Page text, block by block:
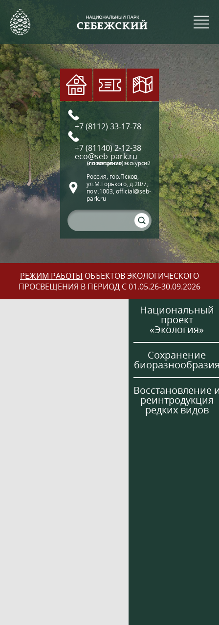
+7 (8112) 33-17-78
+7 (81140) 2-12-38
eco@seb-park.ru
(по вопросам экскурсий и посещения)
Россия, гор.Псков,
ул.М.Горького, д.20/7,
пом.1003, official@seb-
park.ru
РЕЖИМ РАБОТЫ ОБЪЕКТОВ ЭКОЛОГИЧЕСКОГО
ПРОСВЕЩЕНИЯ В ПЕРИОД С 01.05.26-30.09.2026
Национальный
проект
«Экология»
Сохранение
Восстановление
реинтродукция
редких видов